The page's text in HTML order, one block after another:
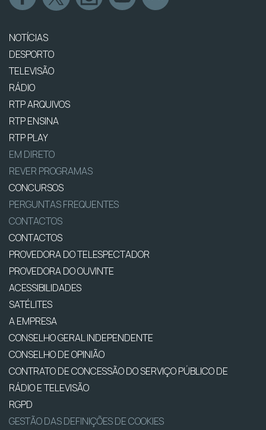
NOTÍCIAS
DESPORTO
TELEVISÃO
RÁDIO
RTP ARQUIVOS
RTP ENSINA
RTP PLAY
EM DIRETO
REVER PROGRAMAS
CONCURSOS
PERGUNTAS FREQUENTES
CONTACTOS
CONTACTOS
PROVEDORA DO TELESPECTADOR
PROVEDORA DO OUVINTE
ACESSIBILIDADES
SATÉLITES
A EMPRESA
CONSELHO GERAL INDEPENDENTE
CONSELHO DE OPINIÃO
CONTRATO DE CONCESSÃO DO SERVIÇO PÚBLICO DE
RÁDIO E TELEVISÃO
RGPD
GESTÃO DAS DEFINIÇÕES DE COOKIES